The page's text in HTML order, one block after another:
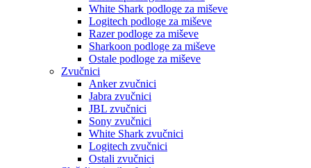
White Shark podloge za miševe
Logitech podloge za miševe
Razer podloge za miševe
Sharkoon podloge za miševe
Ostale podloge za miševe
Zvučnici
Anker zvučnici
Jabra zvučnici
JBL zvučnici
Sony zvučnici
White Shark zvučnici
Logitech zvučnici
Ostali zvučnici